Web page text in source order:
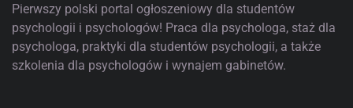
Pierwszy polski portal ogłoszeniowy dla studentów
psychologii i psychologów! Praca dla psychologa, staż dla
psychologa, praktyki dla studentów psychologii, a także
szkolenia dla psychologów i wynajem gabinetów.